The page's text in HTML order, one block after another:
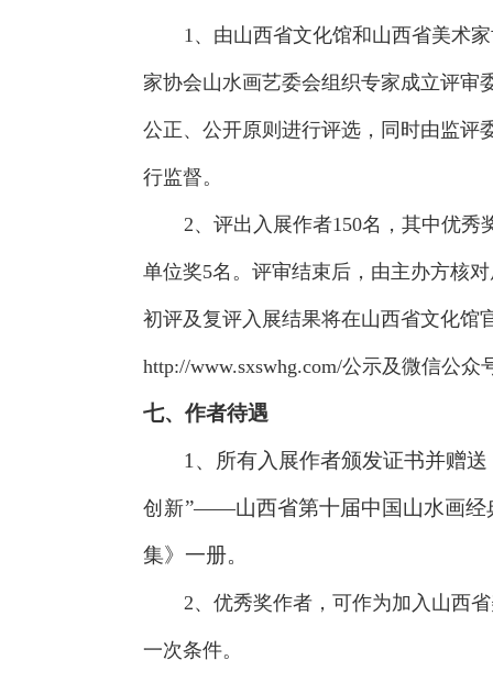
1、由山西省文化馆和山西省美术
家协会山水画艺委会组织专家成立评审
公正、公开原则进行评选，同时由监评
行监督。
2、评出入展作者150名，其中优秀
单位奖5名。评审结束后，由主办方核
初评及复评入展结果将在山西省文化馆
http://www.sxswhg.com/公示及微信公众
七、作者待遇
1、所有入展作者颁发证书并赠送
创新”——山西省第十届中国山水画经
集》一册。
2、优秀奖作者，可作为加入山西
一次条件。